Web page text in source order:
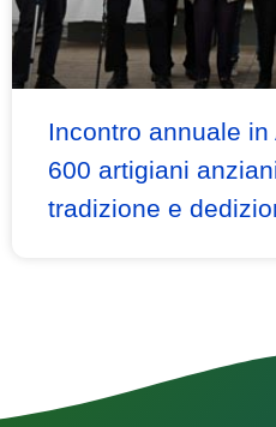
Incontro annuale
600 artigiani
tradizione e